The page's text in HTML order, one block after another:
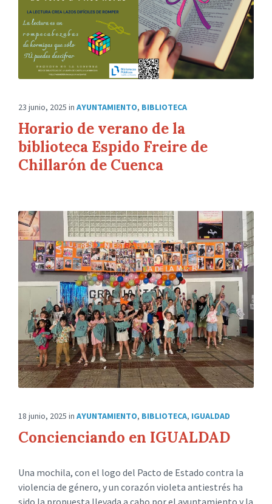
23 junio, 2025 in AYUNTAMIENTO, BIBLIOTECA
Horario de verano de la
biblioteca Espido Freire de
Chillarón de Cuenca
18 junio, 2025 in AYUNTAMIENTO, BIBLIOTECA, IGUALDAD
Concienciando en IGUALDAD
Una mochila, con el logo del Pacto de Estado contra la
violencia de género, y un corazón violeta antiestrés ha